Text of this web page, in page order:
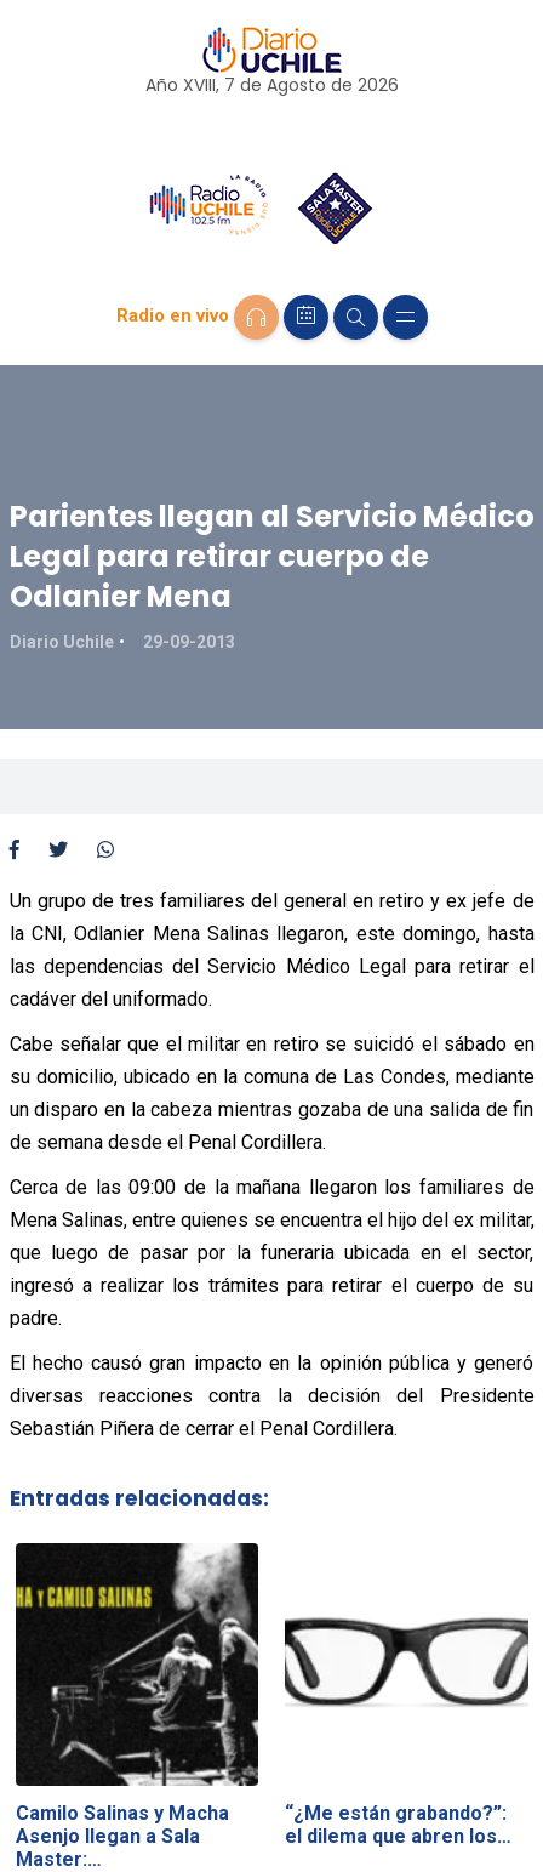
Año XVIII, 7 de Agosto de 2026
Radio en vivo
Parientes llegan al Servicio Médico
Legal para retirar cuerpo de
Odlanier Mena
Diario Uchile 29-09-2013
Un grupo de tres familiares del general en retiro y ex jefe de
la CNI, Odlanier Mena Salinas llegaron, este domingo, hasta
las dependencias del Servicio Médico Legal para retirar el
cadáver del uniformado.
Cabe señalar que el militar en retiro se suicidó el sábado en
su domicilio, ubicado en la comuna de Las Condes, mediante
un disparo en la cabeza mientras gozaba de una salida de fin
de semana desde el Penal Cordillera.
Cerca de las 09:00 de la mañana llegaron los familiares de
Mena Salinas, entre quienes se encuentra el hijo del ex militar,
que luego de pasar por la funeraria ubicada en el sector,
ingresó a realizar los trámites para retirar el cuerpo de su
padre.
El hecho causó gran impacto en la opinión pública y generó
diversas reacciones contra la decisión del Presidente
Sebastián Piñera de cerrar el Penal Cordillera.
Entradas relacionadas:
Camilo Salinas y Macha
Asenjo llegan a Sala
Master:…
“¿Me están grabando?”:
el dilema que abren los…